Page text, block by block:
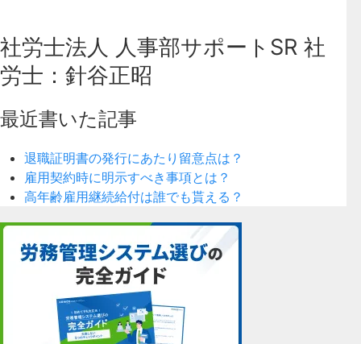
社労士法人 人事部サポートSR 社
労士：針谷正昭
最近書いた記事
退職証明書の発行にあたり留意点は？
雇用契約時に明示すべき事項とは？
高年齢雇用継続給付は誰でも貰える？